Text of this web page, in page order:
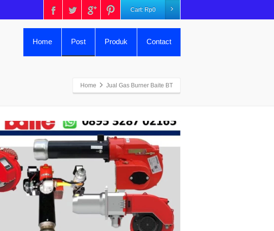
Cart: Rp0
Home Post Produk Contact
Home Jual Gas Burner Baite BT